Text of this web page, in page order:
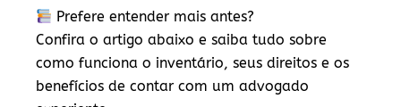
Prefere entender mais antes?
Confira o artigo abaixo e saiba tudo sobre
como funciona o inventário, seus direitos e os
benefícios de contar com um advogado